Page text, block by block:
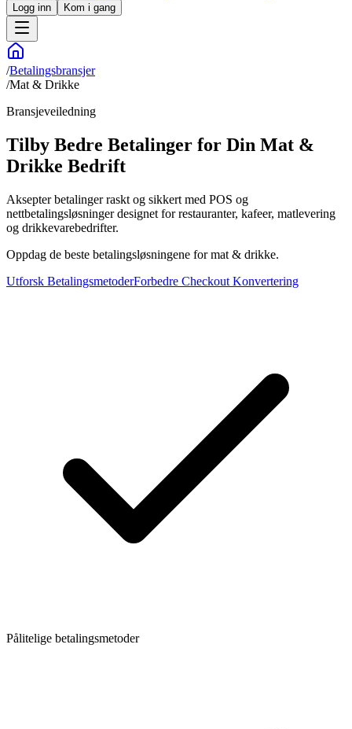
Logg inn Kom i gang
/Betalingsbransjer
/Mat & Drikke
Bransjeveiledning
Tilby Bedre Betalinger for Din Mat &
Drikke Bedrift
Aksepter betalinger raskt og sikkert med POS og
nettbetalingsløsninger designet for restauranter, kafeer, matlevering
og drikkevarebedrifter.
Oppdag de beste betalingsløsningene for mat & drikke.
Utforsk BetalingsmetoderForbedre Checkout Konvertering
Pålitelige betalingsmetoder